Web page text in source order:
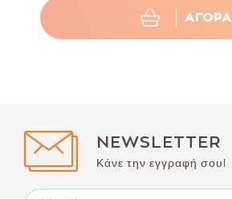
ΑΓΟΡΑ
NEWSLETTER
Κάνε την εγγραφή σου!